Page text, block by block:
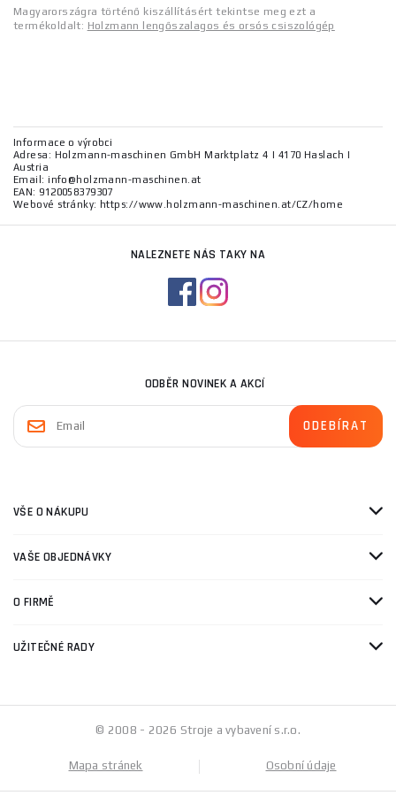
Magyarországra történő kiszállításért tekintse meg ezt a
termékoldalt: Holzmann lengőszalagos és orsós csiszológép
Informace o výrobci
Adresa: Holzmann-maschinen GmbH Marktplatz 4 | 4170 Haslach |
Austria
Email: info@holzmann-maschinen.at
EAN: 9120058379307
Webové stránky: https://www.holzmann-maschinen.at/CZ/home
NALEZNETE NÁS TAKY NA
ODBĚR NOVINEK A AKCÍ
VŠE O NÁKUPU
VAŠE OBJEDNÁVKY
O FIRMĚ
UŽITEČNÉ RADY
© 2008 - 2026 Stroje a vybavení s.r.o.
Mapa stránek Osobní údaje